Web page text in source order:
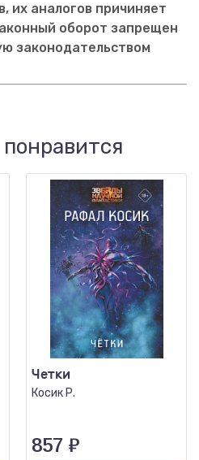
их аналогов причиняет
оборот запрещен
законодательством
Четки
Косик Р.
857 ₽